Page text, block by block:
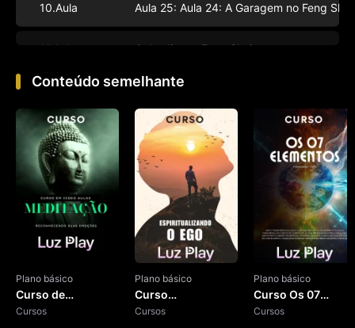
10.Aula Aula 25: Aula 24: A Garagem no Feng Shui
11.Aula O Jardim no Feng Shui
12.Aula Feng Shui - Finalização
Conteúdo semelhante
Plano básico
Curso de
Meditação
Cursos
Plano básico
Curso
Espiritualizando o
Cursos
Plano básico
Curso Os 07
Elementos
Cursos